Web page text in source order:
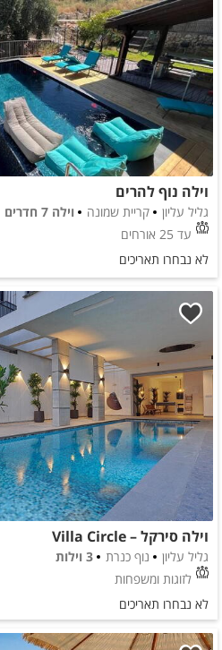
וילה נוף להרים
גליל עליון קריית שמונה
וילה 7 חדרים
עד 25 אורחים
לא נבחרו תאריכים
וילה סירקל – Villa Circle
גליל עליון נוף כנרת
3 וילות
לזוגות ומשפחות
לא נבחרו תאריכים